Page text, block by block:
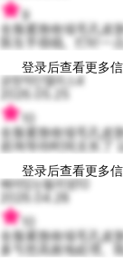
9
全脸紧致收缩毛孔皮
医生手很稳，打针一
登录后查看更多
긍정적인엘리스4
2026.05.25
全脸紧致收缩毛孔皮
咨询等待时间太长了
登录后查看更多
배려있는윌리엄10
2026.04.28
全脸紧致收缩毛孔皮
多亏您高效地处理，